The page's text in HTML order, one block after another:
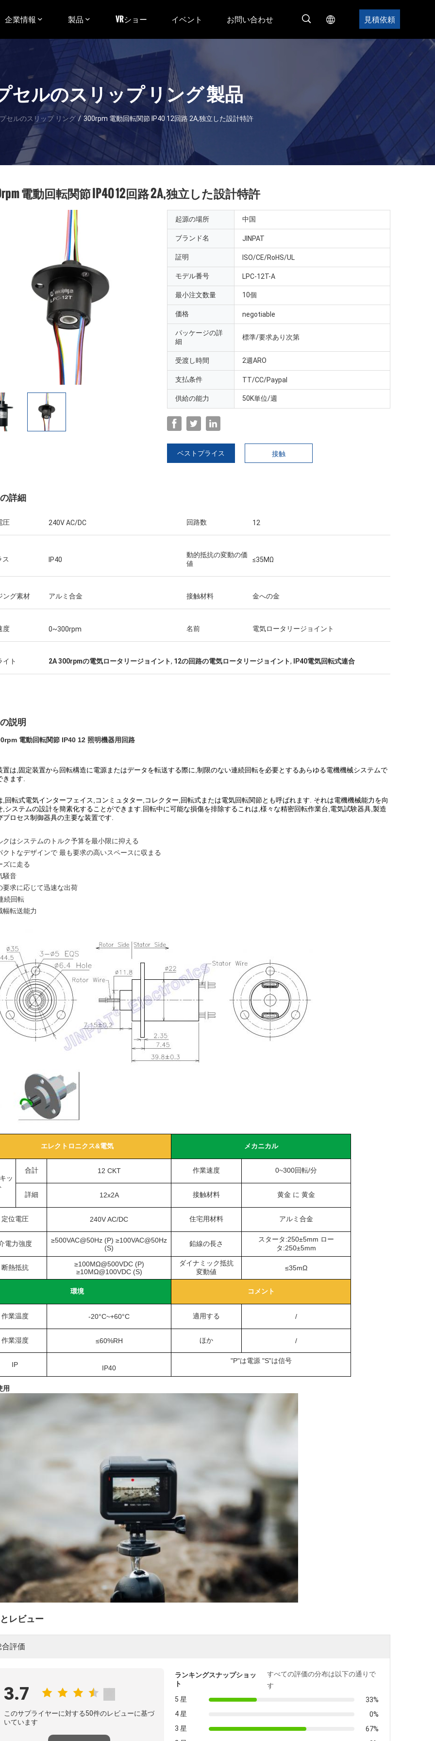
企業情報 製品 VRショー イベント お問い合わせ 見積依頼
セルのスリップ リング 製品
セルのスリップ リング / 300rpm 電動回転関節 IP40 12回路 2A,独立した設計特許
先に見る速い配達、良い業績お
ウィリアム
JINPATのスリップ リング出現はよく、サ
ービス熱意、再度来る必要性注意深く詰ま
電動回転関節 IP40 12回路 2A,独立した設計特許
起源の場所 中国
ブランド名 JINPAT
証明 ISO/CE/RoHS/UL
モデル番号 LPC-12T-A
最小注文数量 10個
価格 negotiable
パッケージの詳
細
標準/要求あり次第
受渡し時間 2週ARO
支払条件 TT/CC/Paypal
供給の能力 50K単位/週
ベストプライス 接触
詳細
圧 240V AC/DC 回路数 12
ス IP40
動的抵抗の変動の価
値
≤35MΩ
ング素材 アルミ合金 接触材料 金への金
度 0~300rpm 名前 電気ロータリージョイント
イト 2A 300rpmの電気ロータリージョイント, 12の回路の電気ロータリージョイント, IP40電気回転式連合
説明
電動回転関節 IP40 12 照明機器用回路
置は,固定装置から回転構造に電源またはデータを転送する際に,制限のない連続回転を必要とするあらゆる電機機械システムで
きます.
,回転式電気インターフェイス,コンミュタター,コレクター,回転式または電気回転関節とも呼ばれます. それは電機機械能力を向
,システムの設計を簡素化することができます.回転中に可能な損傷を排除するこれは,様々な精密回転作業台,電気試験器具,製造
プロセス制御器具の主要な装置です.
クはシステムのトルク予算を最小限に抑える
クトなデザインで 最も要求の高いスペースに収まる
ズに走る
騒音
要求に応じて迅速な出荷
続回転
幅転送能力
エレクトロニクス&電気 メカニカル
ッ
合計 12 CKT 作業速度 0~300回転/分
詳細 12x2A 接触材料 黄金 に 黄金
定位電圧 240V AC/DC 住宅用材料 アルミ合金
電力強度
≥500VAC@50Hz (P) ≥100VAC@50Hz
(S)
鉛線の長さ
スタータ:250±5mm ロー
タ:250±5mm
断熱抵抗
≥100MΩ@500VDC (P)
≥10MΩ@100VDC (S)
ダイナミック抵抗
変動値
≤35mΩ
環境 コメント
作業温度 -20°C~+60°C 適用する /
作業湿度 ≤60%RH ほか /
IP IP40
"P"は電源 "S"は信号
用
レビュー
合評価
3.7
このサプライヤーに対する50件のレビューに基づ
いています
ランキングスナップショッ
ト
すべての評価の分布は以下の通りで
す
5 星
33%
4 星
0%
3 星
67%